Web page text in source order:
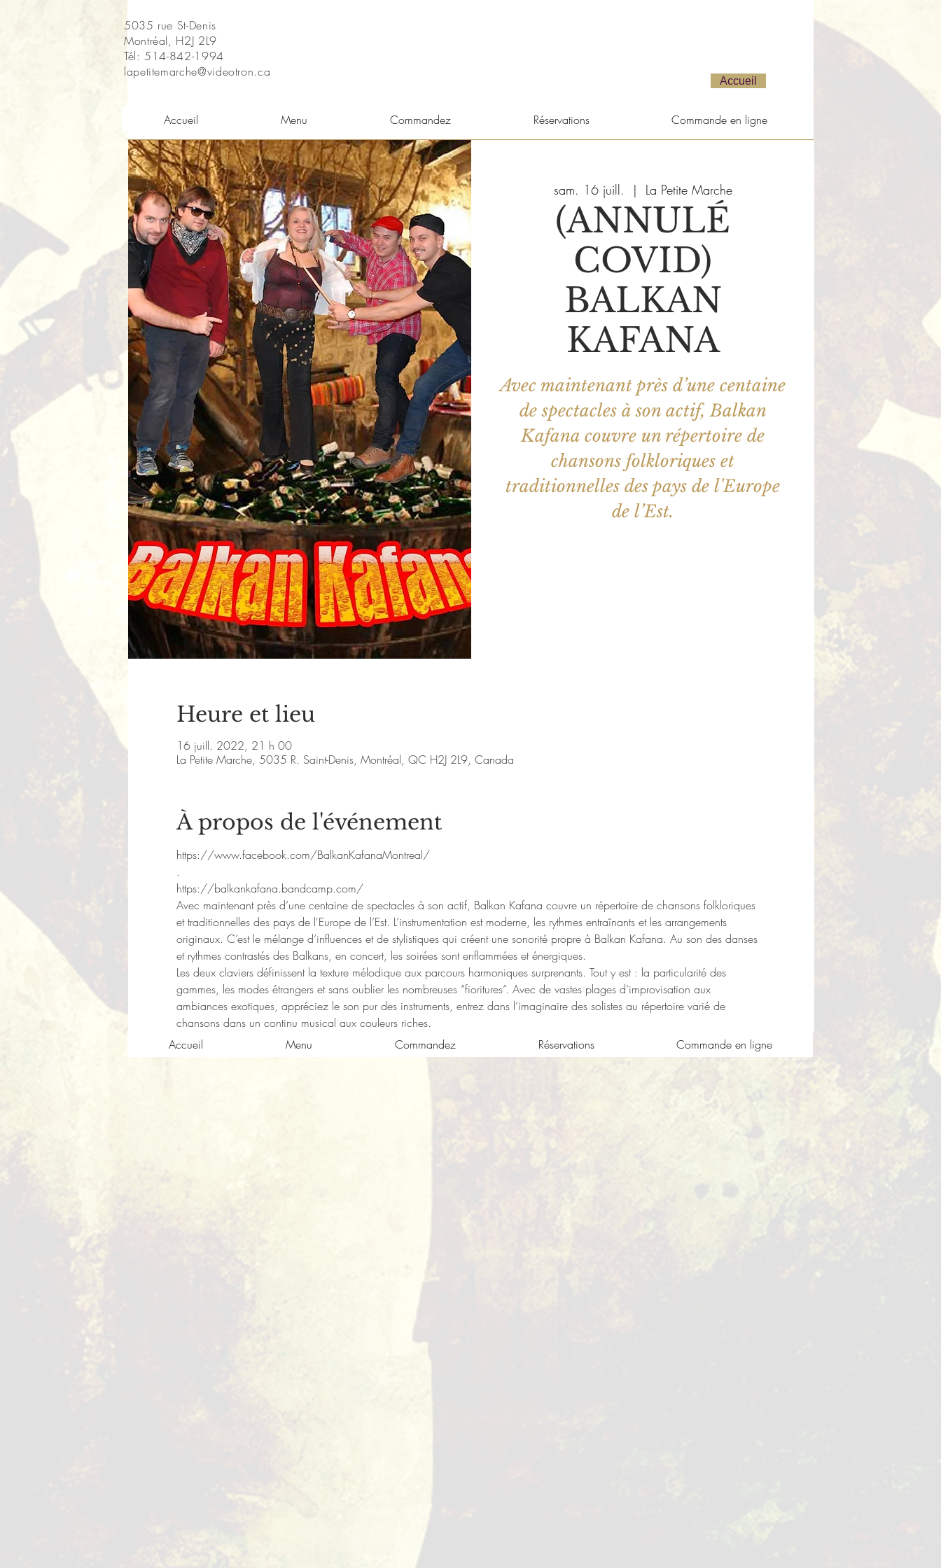
5035 rue St-Denis
Montréal, H2J 2L9
Tél: 514-842-1994
lapetitemarche@videotron.ca
Accueil
Accueil Menu Commandez Réservations Commande en ligne
sam. 16 juill.
  |
La Petite Marche
(ANNULÉ
COVID)
BALKAN
KAFANA
Avec maintenant près d’une centaine
de spectacles à son actif, Balkan
Kafana couvre un répertoire de
chansons folkloriques et
traditionnelles des pays de l'Europe
de l’Est.
Heure et lieu
16 juill. 2022, 21 h 00
La Petite Marche, 5035 R. Saint-Denis, Montréal, QC H2J 2L9, Canada
À propos de l'événement
https://www.facebook.com/BalkanKafanaMontreal/
.
https://balkankafana.bandcamp.com/
Avec maintenant près d’une centaine de spectacles à son actif, Balkan Kafana couvre un répertoire de chansons folkloriques
et traditionnelles des pays de l'Europe de l’Est. L’instrumentation est moderne, les rythmes entraînants et les arrangements
originaux. C’est le mélange d’influences et de stylistiques qui créent une sonorité propre à Balkan Kafana. Au son des danses
et rythmes contrastés des Balkans, en concert, les soirées sont enflammées et énergiques.
Les deux claviers définissent la texture mélodique aux parcours harmoniques surprenants. Tout y est : la particularité des
gammes, les modes étrangers et sans oublier les nombreuses “fioritures”. Avec de vastes plages d’improvisation aux
ambiances exotiques, appréciez le son pur des instruments, entrez dans l’imaginaire des solistes au répertoire varié de
chansons dans un continu musical aux couleurs riches.
Accueil
Menu Commandez Réservations Commande en ligne